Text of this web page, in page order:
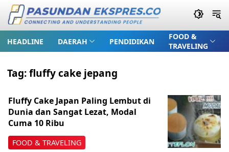
HEADLINE DAERAH PENDIDIKAN
FOOD &
TRAVELING
Tag:fluffy cake jepang
FOOD & TRAVELING
Fluffy Cake Japan Paling Lembut di
Dunia dan Sangat Lezat, Modal
Cuma 10 Ribu